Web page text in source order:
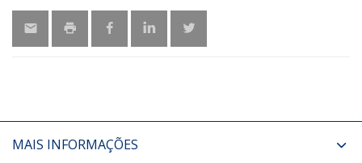
MAIS INFORMAÇÕES